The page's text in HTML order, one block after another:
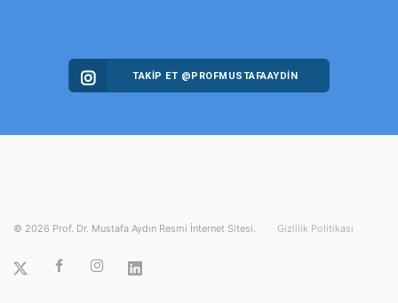
TAKİP ET @PROFMUSTAFAAYDIN
© 2026 Prof. Dr. Mustafa Aydın Resmi İnternet Sitesi. Gizlilik Politikası